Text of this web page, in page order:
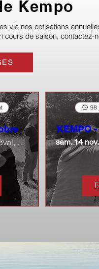
Kempo
via nos cotisations
cours de saison, contactez-
Parc Lacroix-Laval, Grange à Musique
98
KEMPO
sam. 14 nov.